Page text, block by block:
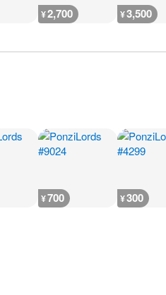
¥2,700 ¥3,500
¥700 ¥300